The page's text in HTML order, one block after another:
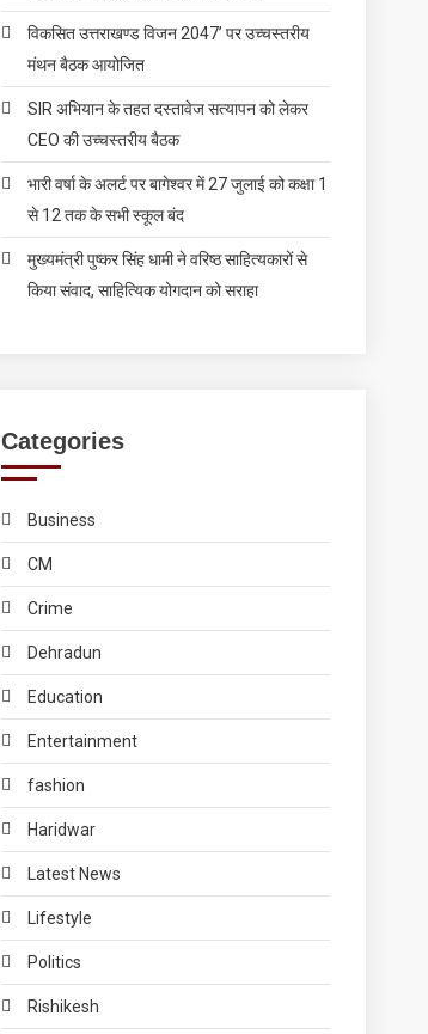
विकसित उत्तराखण्ड विजन 2047’ पर उच्चस्तरीय
मंथन बैठक आयोजित
SIR अभियान के तहत दस्तावेज सत्यापन को लेकर
CEO की उच्चस्तरीय बैठक
भारी वर्षा के अलर्ट पर बागेश्वर में 27 जुलाई को कक्षा 1
से 12 तक के सभी स्कूल बंद
मुख्यमंत्री पुष्कर सिंह धामी ने वरिष्ठ साहित्यकारों से
किया संवाद, साहित्यिक योगदान को सराहा
Categories
Business
CM
Crime
Dehradun
Education
Entertainment
fashion
Haridwar
Latest News
Lifestyle
Politics
Rishikesh